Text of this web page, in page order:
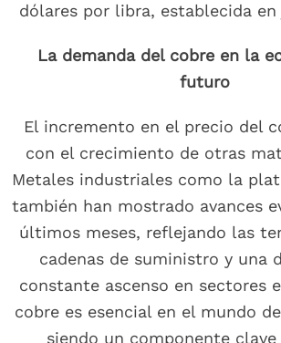
dólares por libra, establecida
La demanda del cobre en la
futuro
El incremento en el precio del
con el crecimiento de otras
Metales industriales como la
también han mostrado avances
últimos meses, reflejando las
cadenas de suministro y una
constante ascenso en sectores
cobre es esencial en el mundo
siendo un componente clave